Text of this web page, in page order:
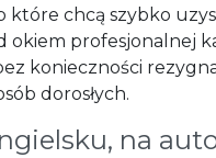
które chcą szybko
okiem profesjonalnej
konieczności
dorosłych.
na